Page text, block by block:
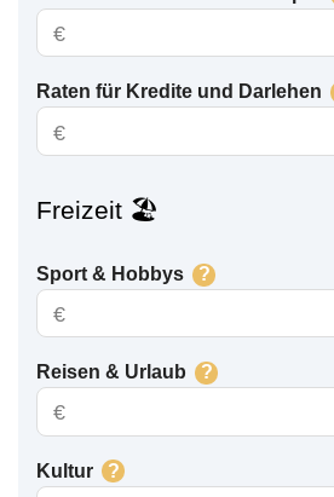
€
Raten für Kredite und Darlehen
€
Freizeit 🏖
Sport & Hobbys ?
€
Reisen & Urlaub ?
€
Kultur ?